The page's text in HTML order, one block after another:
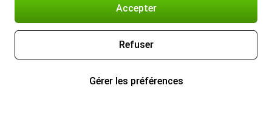
Accepter
Refuser
Gérer les préférences